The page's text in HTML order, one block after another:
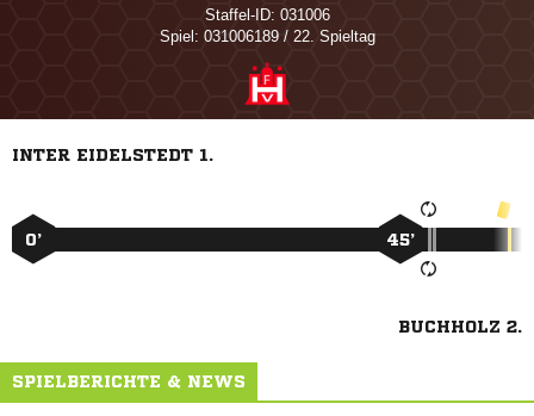
Staffel-ID: 031006
Spiel: 031006189 / 22. Spieltag
INTER EIDELSTEDT 1.
0’ 45’
BUCHHOLZ 2.
SPIELBERICHTE & NEWS